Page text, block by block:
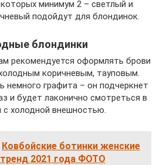
минимум 2 – светлый и
подойдут для блондинок.
блондинки
рекомендуется оформлять брови
коричневым, тауповым.
немного графита – он подчеркнет
и будет лаконично смотреться в
с холодной внешностью.
Ковбойские ботинки женские
2021 года ФОТО